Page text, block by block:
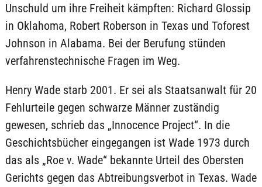
Unschuld um ihre Freiheit kämpften: Richard Glossip
in Oklahoma, Robert Roberson in Texas und Toforest
Johnson in Alabama. Bei der Berufung stünden
verfahrenstechnische Fragen im Weg.
Henry Wade starb 2001. Er sei als Staatsanwalt für 20
Fehlurteile gegen schwarze Männer zuständig
gewesen, schrieb das „Innocence Project“. In die
Geschichtsbücher eingegangen ist Wade 1973 durch
das als „Roe v. Wade“ bekannte Urteil des Obersten
Gerichts gegen das Abtreibungsverbot in Texas. Wade